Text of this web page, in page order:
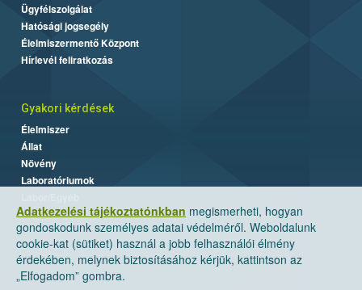
Adatkezelési tájékoztatónkban megismerheti, hogyan
gondoskodunk személyes adatai védelméről. Weboldalunk
cookie-kat (sütiket) használ a jobb felhasználói élmény
érdekében, melynek biztosításához kérjük, kattintson az
„Elfogadom” gombra.
Ügyfélszolgálat
Hatósági jogsegély
Élelmiszermentő Központ
Hírlevél feliratkozás
Gyakori kérdések
Élelmiszer
Állat
Növény
Laboratóriumok